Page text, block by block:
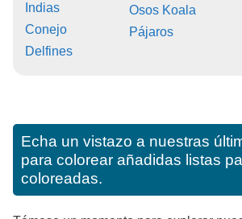
Indias
Conejo
Delfines
Osos Koala
Pájaros
Echa un vistazo a nuestras
para colorear añadidas listas
coloreadas.